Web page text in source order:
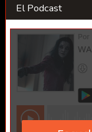
El Podcast